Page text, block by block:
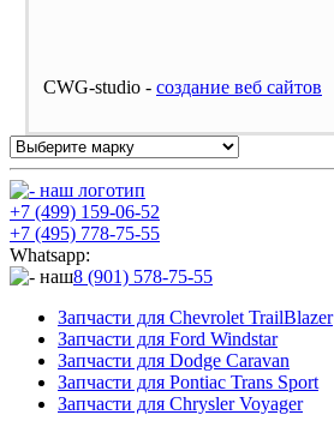
CWG-studio - cоздание веб сайтов
+7 (499) 159-06-52
+7 (495) 778-75-55
Whatsapp:
8 (901) 578-75-55
Запчасти для Chevrolet TrailBlazer
Запчасти для Ford Windstar
Запчасти для Dodge Caravan
Запчасти для Pontiac Trans Sport
Запчасти для Chrysler Voyager